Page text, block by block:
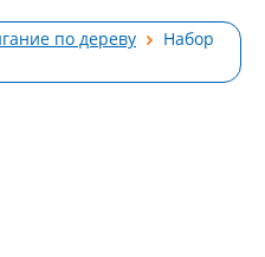
по дереву
Набор